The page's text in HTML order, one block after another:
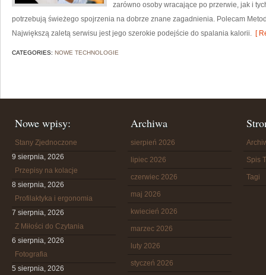
zarówno osoby wracające po przerwie, jak i
potrzebują świeżego spojrzenia na dobrze znane zagadnienia. Polecam
Największą zaletą serwisu jest jego szerokie podejście do spalania kalorii. [
CATEGORIES: NOWE TECHNOLOGIE
Nowe wpisy:
Stany Zjednoczone
9 sierpnia, 2026
Przepisy na kolacje
8 sierpnia, 2026
Profilaktyka i ergonomia
7 sierpnia, 2026
Z Miłości do Czytania
6 sierpnia, 2026
Fotografia
5 sierpnia, 2026
Archiwa
sierpień 2026
lipiec 2026
czerwiec 2026
maj 2026
kwiecień 2026
marzec 2026
luty 2026
styczeń 2026
Spis
Tagi